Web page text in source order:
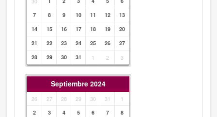
7
8 9 10 11 12
13
14
15 16 17 18 19
20
21
22 23 24 25 26
27
28
29 30 31 1 2 3
Septiembre 2024
26 27 28 29 30 31 1
2 3 4 5 6 7
8